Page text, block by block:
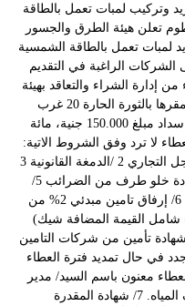
والخاص بتوريد وتركيب لمبات تعمل بالطاقة
تعلن هيئة الطرق والجسور
لمبات تعمل بالطاقة الشمسية
الشركات الراغبة في التقديم
إدارة الشراء والتعاقد بهيئة
الطرق والجسور و مصارف المياه بمقرها بالثورة الحارة 20 غرب
محطة وقود النيل شارع الوادي بعد سداد مبلغ 150.000 جنية، مائة
لا ترد وفق الشروط الاتية:
1/ إرفاق شهادة التسجيل من المسجل التجاري 2 /الدمغة القانونية 3
/شهادة إبراء ذمة من الزكاة 4/ شهادة خلو طرف من الضرائب 5/
شهادة تسجيل على القيمة المضافة 6/ إرفاق تامين مبدئي 2% من
شامل القيمة المضافة شيك)
تأمين من شركات التامين
في حال تمديد فترة العطاء
العطاء معنون باسم السيد/ مدير
عام هيئة الطرق والجسور ومصارف المياه. 7/ شهادة المقدرة